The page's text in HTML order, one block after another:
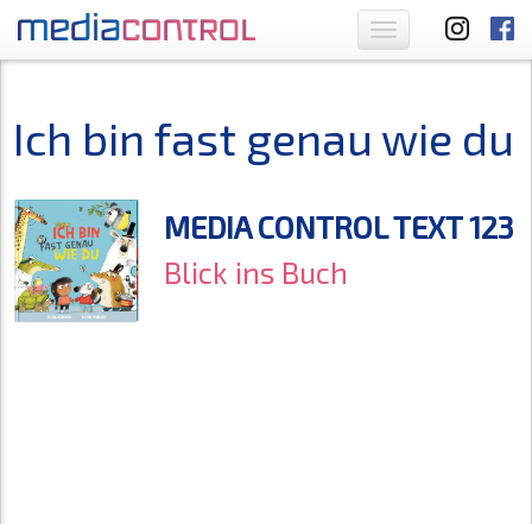
Toggle
navigation
Ich bin fast genau wie du
MEDIA CONTROL TEXT 123
Blick ins Buch